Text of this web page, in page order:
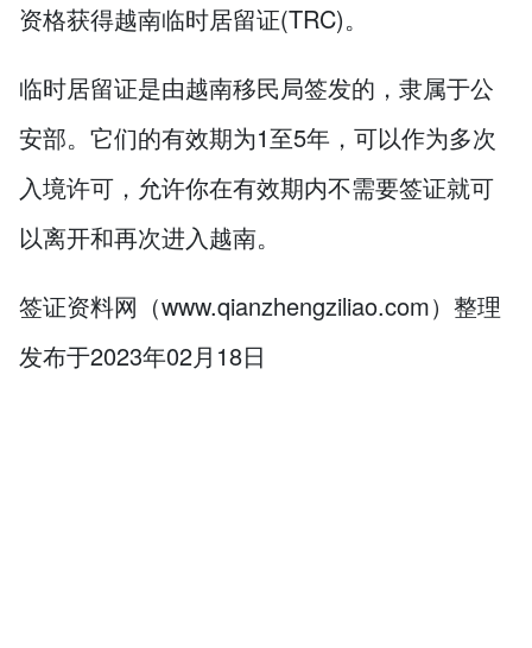
资格获得越南临时居留证(TRC)。
临时居留证是由越南移民局签发的，隶属于公
安部。它们的有效期为1至5年，可以作为多次
入境许可，允许你在有效期内不需要签证就可
以离开和再次进入越南。
签证资料网（www.qianzhengziliao.com）整理
发布于2023年02月18日